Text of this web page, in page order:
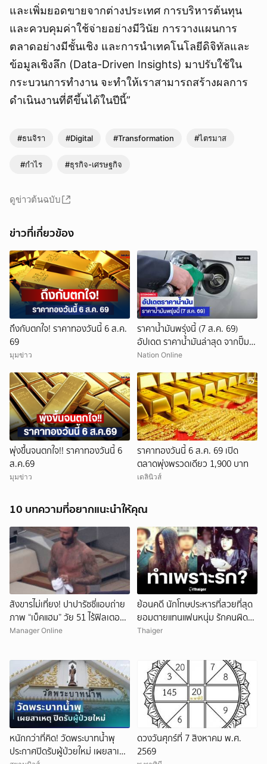
และเพิ่มยอดขายจากต่างประเทศ การบริหารต้นทุน
และควบคุมค่าใช้จ่ายอย่างมีวินัย การวางแผนการ
ตลาดอย่างมีชั้นเชิง และการนำเทคโนโลยีดิจิทัลและ
ข้อมูลเชิงลึก (Data-Driven Insights) มาปรับใช้ใน
กระบวนการทำงาน จะทำให้เราสามารถสร้างผลการ
ดำเนินงานที่ดีขึ้นได้ในปีนี้”
#ธนจิรา #Digital #Transformation #ไตรมาส
#กำไร #ธุรกิจ-เศรษฐกิจ
ดูข่าวต้นฉบับ
ข่าวที่เกี่ยวข้อง
ถึงกับตกใจ! ราคาทองวันนี้ 6 ส.ค.
69
มุมข่าว
ราคาน้ำมันพรุ่งนี้ (7 ส.ค. 69)
อัปเดต ราคาน้ำมันล่าสุด จากปั๊ม
ใหญ่
Nation Online
พุ่งขึ้นจนตกใจ!! ราคาทองวันนี้ 6
ส.ค.69
มุมข่าว
ราคาทองวันนี้ 6 ส.ค. 69 เปิด
ตลาดพุ่งพรวดเดียว 1,900 บาท
เดลินิวส์
10 บทความที่อยากแนะนำให้คุณ
สังขารไม่เที่ยง! ปาปารัซซี่แอบถ่าย
ภาพ “เบ็คแฮม” วัย 51 ไร้ฟิลเตอร์
เผยให้เห็นผมบาง-ศีรษะล้าน
Manager Online
ย้อนคดี นักโทษประหารที่สวยที่สุด
ยอมตายแทนแฟนหนุ่ม รักคนผิด
ชีวิตดิ่งเหว
Thaiger
หนักกว่าที่คิด! วัดพระบาทน้ำพุ
ประกาศปิดรับผู้ป่วยใหม่ เผยสาเหตุ
ดวงวันศุกร์ที่ 7 สิงหาคม พ.ศ.
2569
ยกเลิก